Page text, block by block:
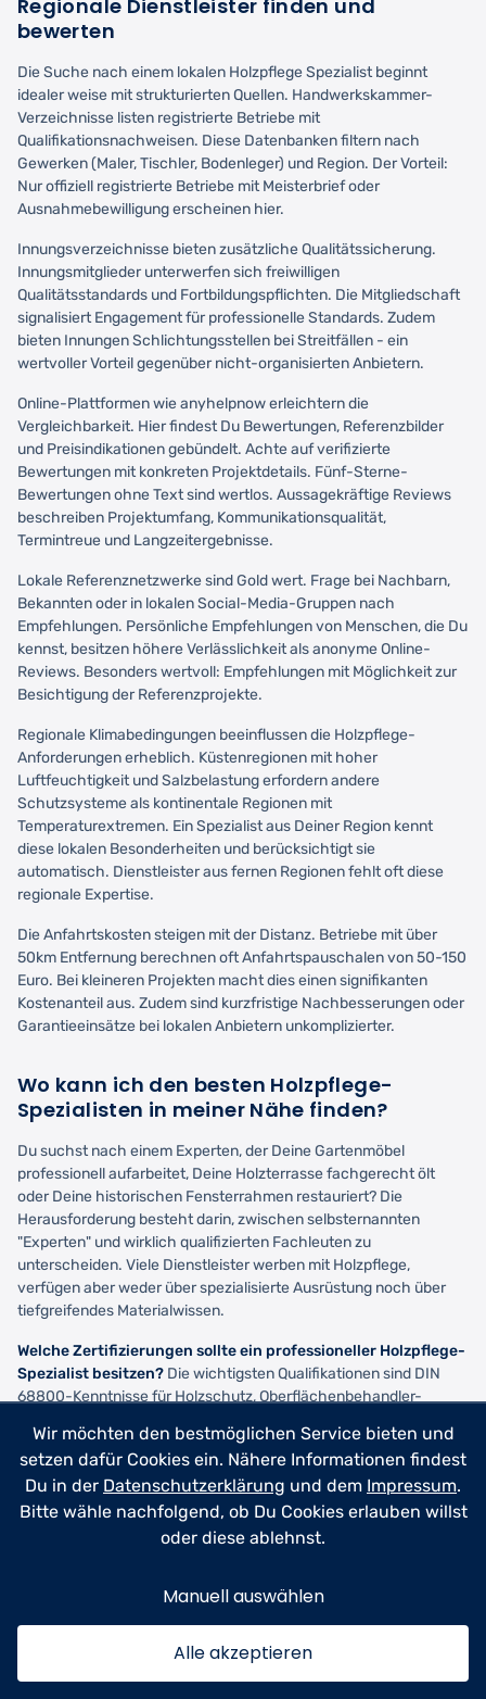
Regionale Dienstleister finden und
bewerten
Die Suche nach einem lokalen Holzpflege Spezialist beginnt
idealer weise mit strukturierten Quellen. Handwerkskammer-
Verzeichnisse listen registrierte Betriebe mit
Qualifikationsnachweisen. Diese Datenbanken filtern nach
Gewerken (Maler, Tischler, Bodenleger) und Region. Der Vorteil:
Nur offiziell registrierte Betriebe mit Meisterbrief oder
Ausnahmebewilligung erscheinen hier.
Innungsverzeichnisse bieten zusätzliche Qualitätssicherung.
Innungsmitglieder unterwerfen sich freiwilligen
Qualitätsstandards und Fortbildungspflichten. Die Mitgliedschaft
signalisiert Engagement für professionelle Standards. Zudem
bieten Innungen Schlichtungsstellen bei Streitfällen - ein
wertvoller Vorteil gegenüber nicht-organisierten Anbietern.
Online-Plattformen wie anyhelpnow erleichtern die
Vergleichbarkeit. Hier findest Du Bewertungen, Referenzbilder
und Preisindikationen gebündelt. Achte auf verifizierte
Bewertungen mit konkreten Projektdetails. Fünf-Sterne-
Bewertungen ohne Text sind wertlos. Aussagekräftige Reviews
beschreiben Projektumfang, Kommunikationsqualität,
Termintreue und Langzeitergebnisse.
Lokale Referenznetzwerke sind Gold wert. Frage bei Nachbarn,
Bekannten oder in lokalen Social-Media-Gruppen nach
Empfehlungen. Persönliche Empfehlungen von Menschen, die Du
kennst, besitzen höhere Verlässlichkeit als anonyme Online-
Reviews. Besonders wertvoll: Empfehlungen mit Möglichkeit zur
Besichtigung der Referenzprojekte.
Regionale Klimabedingungen beeinflussen die Holzpflege-
Anforderungen erheblich. Küstenregionen mit hoher
Luftfeuchtigkeit und Salzbelastung erfordern andere
Schutzsysteme als kontinentale Regionen mit
Temperaturextremen. Ein Spezialist aus Deiner Region kennt
diese lokalen Besonderheiten und berücksichtigt sie
automatisch. Dienstleister aus fernen Regionen fehlt oft diese
regionale Expertise.
Die Anfahrtskosten steigen mit der Distanz. Betriebe mit über
50km Entfernung berechnen oft Anfahrtspauschalen von 50-150
Euro. Bei kleineren Projekten macht dies einen signifikanten
Kostenanteil aus. Zudem sind kurzfristige Nachbesserungen oder
Garantieeinsätze bei lokalen Anbietern unkomplizierter.
Wo kann ich den besten Holzpflege-
Spezialisten in meiner Nähe finden?
Du suchst nach einem Experten, der Deine Gartenmöbel
professionell aufarbeitet, Deine Holzterrasse fachgerecht ölt
oder Deine historischen Fensterrahmen restauriert? Die
Herausforderung besteht darin, zwischen selbsternannten
"Experten" und wirklich qualifizierten Fachleuten zu
unterscheiden. Viele Dienstleister werben mit Holzpflege,
verfügen aber weder über spezialisierte Ausrüstung noch über
tiefgreifendes Materialwissen.
Welche Zertifizierungen sollte ein professioneller Holzpflege-
Spezialist besitzen? Die wichtigsten Qualifikationen sind DIN
68800-Kenntnisse für Holzschutz, Oberflächenbehandler-
Premium-Marken wie Osmo oder Remmers. Ein Meistertitel im
Tischler- oder Malerhandwerk bildet eine solide Basis, muss aber
durch spezialisierte Holzpflege-Fortbildungen ergänzt werden.
Frage gezielt nach Nachweisen - seriöse Betriebe stellen
Zertifikatkopien gerne zur Verfügung.
professionelle Ausrüstung verfügt?Fordere einen Vor-Ort-
Holzfeuchtemessgeräte mit Tiefensonden, staubfreie
Schleifmaschinen und regulierbare Hochdruckreiniger sind
Qualitätsmerkmale. Consumer-Grade-Equipment aus dem
Wir möchten den bestmöglichen Service bieten und
setzen dafür Cookies ein. Nähere Informationen findest
Du in der Datenschutzerklärung und dem Impressum.
Bitte wähle nachfolgend, ob Du Cookies erlauben willst
oder diese ablehnst.
Manuell auswählen
Alle akzeptieren